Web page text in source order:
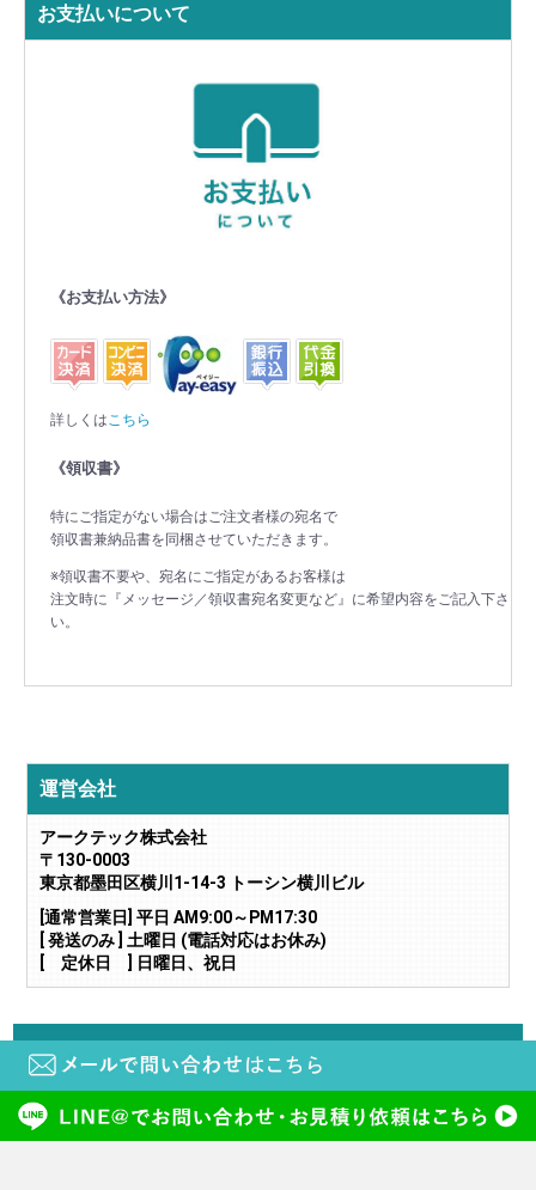
お支払いについて
《お支払い方法》
詳しくはこちら
《領収書》
特にご指定がない場合はご注文者様の宛名で
領収書兼納品書を同梱させていただきます。
※領収書不要や、宛名にご指定があるお客様は
注文時に『メッセージ／領収書宛名変更など』に希望内容をご記入下さ
い。
運営会社
アークテック株式会社
〒130-0003
東京都墨田区横川1-14-3 トーシン横川ビル
[通常営業日] 平日 AM9:00～PM17:30
[ 発送のみ ] 土曜日 (電話対応はお休み)
[ 定休日 ] 日曜日、祝日
copyright (c) 鍵と電気錠の通販サイトkeyDEPO. all rights reserved.